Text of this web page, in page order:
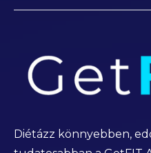
Diétázz könnyebben,